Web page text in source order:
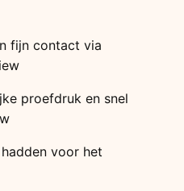
fijn contact via
proefdruk en snel
voor het